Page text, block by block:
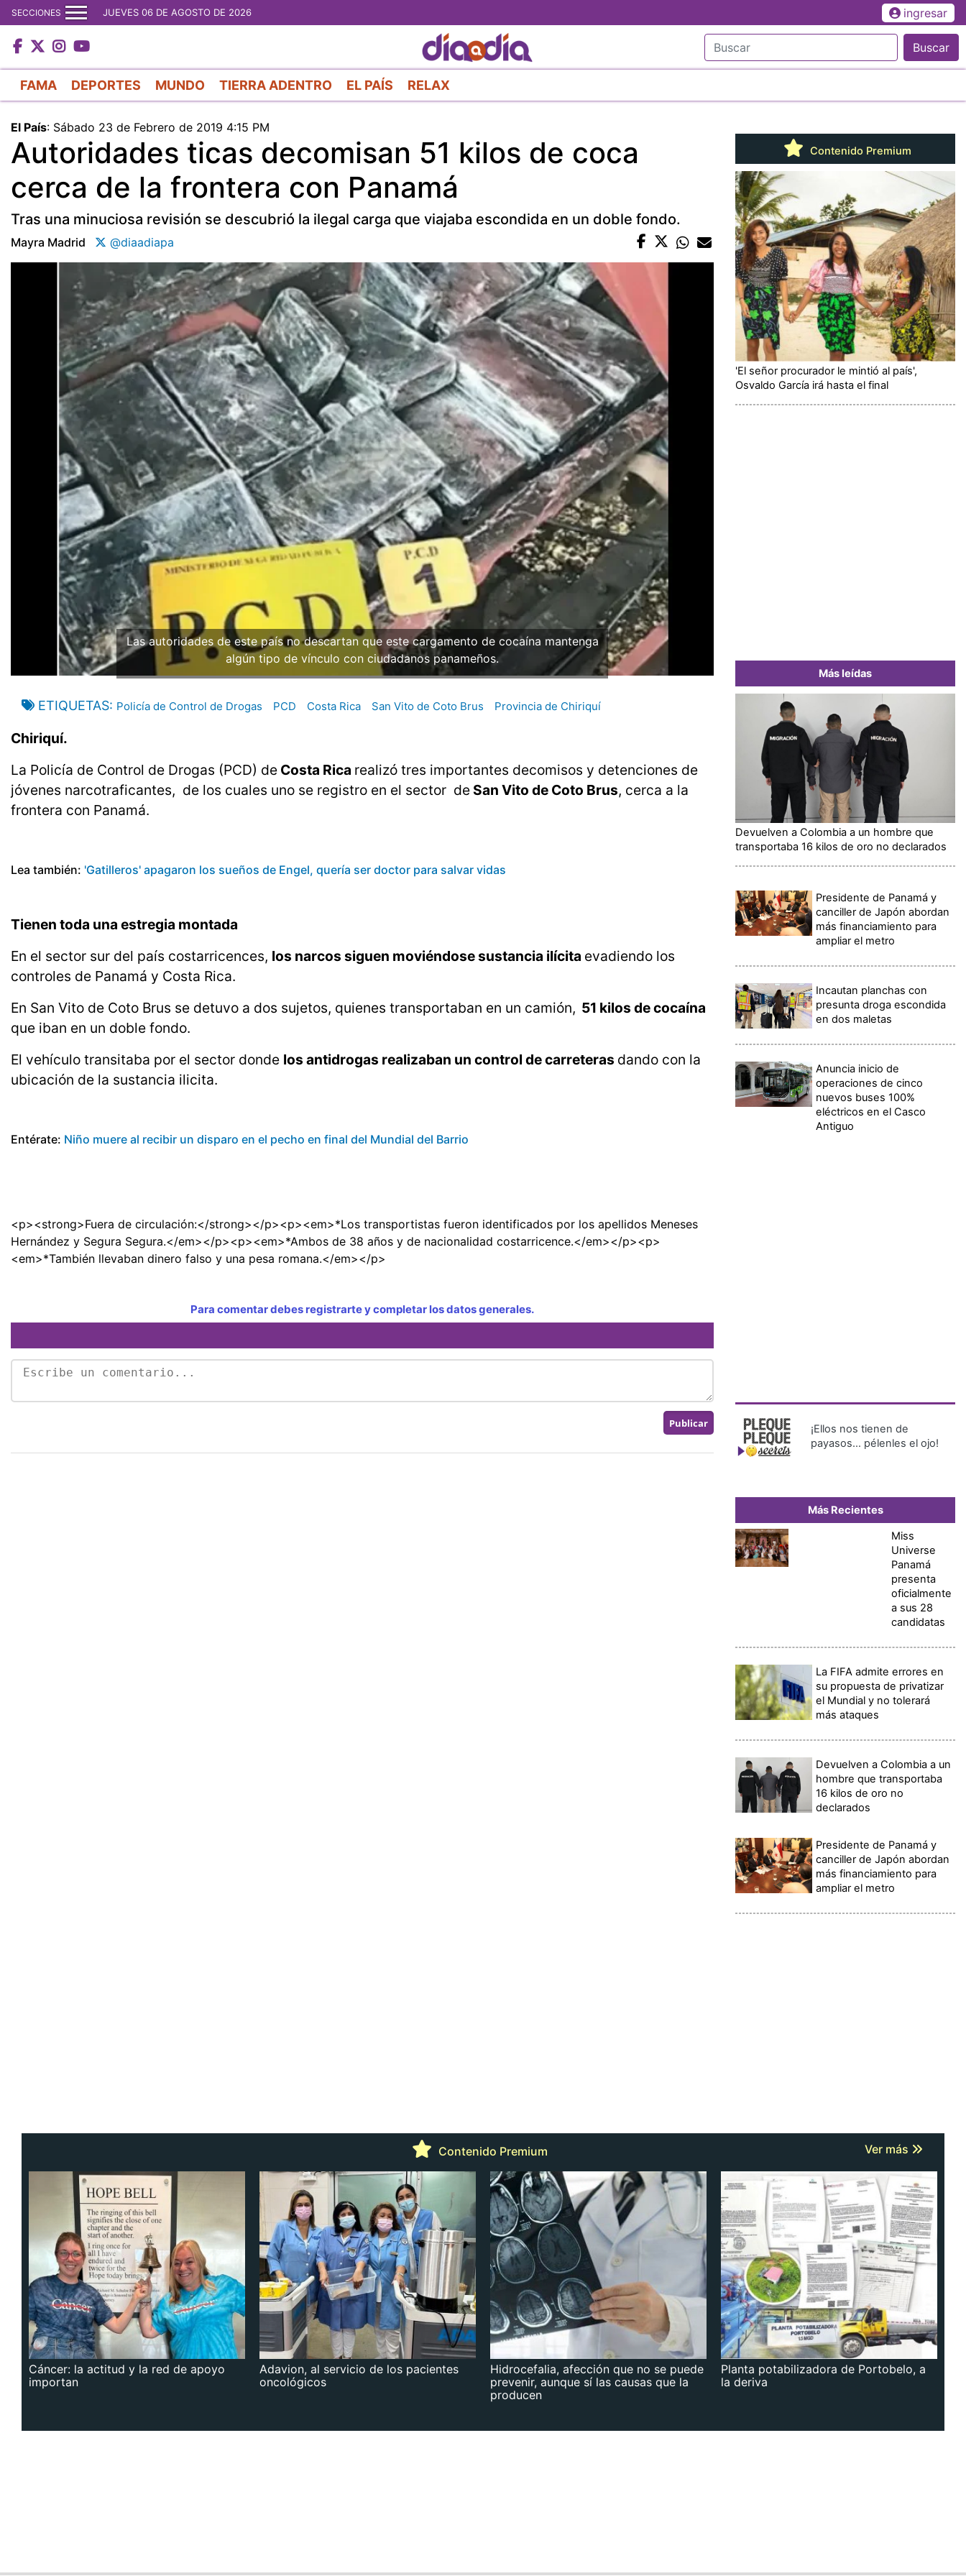
al
contenido
principal
SECCIONES JUEVES 06 DE AGOSTO DE 2026 ingresar
Buscar
FAMA DEPORTES MUNDO TIERRA ADENTRO EL PAÍS RELAX
El País: Sábado 23 de Febrero de 2019 4:15 PM
Autoridades ticas decomisan 51 kilos de coca
cerca de la frontera con Panamá
Tras una minuciosa revisión se descubrió la ilegal carga que viajaba escondida en un doble fondo.
Mayra Madrid @diaadiapa
Las autoridades de este país no descartan que este cargamento de cocaína mantenga
algún tipo de vínculo con ciudadanos panameños.
ETIQUETAS Policía de Control de Drogas PCD Costa Rica San Vito de Coto Brus Provincia de Chiriquí
Chiriquí.
La Policía de Control de Drogas (PCD) de Costa Rica realizó tres importantes decomisos y detenciones de
jóvenes narcotraficantes, de los cuales uno se registro en el sector de San Vito de Coto Brus, cerca a la
frontera con Panamá.
Lea también: 'Gatilleros' apagaron los sueños de Engel, quería ser doctor para salvar vidas
Tienen toda una estregia montada
En el sector sur del país costarricences, los narcos siguen moviéndose sustancia ilícita evadiendo los
controles de Panamá y Costa Rica.
En San Vito de Coto Brus se detuvo a dos sujetos, quienes transportaban en un camión, 51 kilos de cocaína
que iban en un doble fondo.
El vehículo transitaba por el sector donde los antidrogas realizaban un control de carreteras dando con la
ubicación de la sustancia ilicita.
Entérate: Niño muere al recibir un disparo en el pecho en final del Mundial del Barrio
<p><strong>Fuera de circulación:</strong></p><p><em>*Los transportistas fueron identificados por los apellidos Meneses
Hernández y Segura Segura.</em></p><p><em>*Ambos de 38 años y de nacionalidad costarricence.</em></p><p>
<em>*También llevaban dinero falso y una pesa romana.</em></p>
Para comentar debes registrarte y completar los datos generales.
Contenido Premium
'El señor procurador le mintió al país',
Osvaldo García irá hasta el final
Más leídas
Devuelven a Colombia a un hombre que
transportaba 16 kilos de oro no declarados
Presidente de Panamá y
canciller de Japón abordan
más financiamiento para
ampliar el metro
Incautan planchas con
presunta droga escondida
en dos maletas
Anuncia inicio de
operaciones de cinco
nuevos buses 100%
eléctricos en el Casco
Antiguo
¡Ellos nos tienen de
payasos… pélenles el ojo!
Más Recientes
Miss
Universe
Panamá
presenta
oficialmente
a sus 28
candidatas
La FIFA admite errores en
su propuesta de privatizar
el Mundial y no tolerará
más ataques
Devuelven a Colombia a un
hombre que transportaba
16 kilos de oro no
declarados
Presidente de Panamá y
canciller de Japón abordan
más financiamiento para
ampliar el metro
Contenido Premium Ver más
Cáncer: la actitud y la red de apoyo
importan
Adavion, al servicio de los pacientes
oncológicos
Hidrocefalia, afección que no se puede
prevenir, aunque sí las causas que la
producen
Planta potabilizadora de Portobelo, a
la deriva